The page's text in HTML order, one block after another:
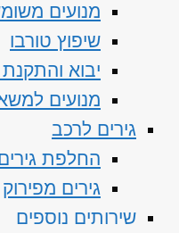
מנועים
שיפוץ טורבו
יבוא והתקנת
מנועים
גירים לרכב
החלפת
גירים מפירוק
שירותים נוספים